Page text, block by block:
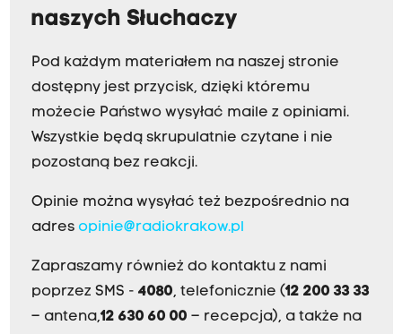
naszych Słuchaczy
Pod każdym materiałem na naszej stronie
dostępny jest przycisk, dzięki któremu
możecie Państwo wysyłać maile z opiniami.
Wszystkie będą skrupulatnie czytane i nie
pozostaną bez reakcji.
Opinie można wysyłać też bezpośrednio na
adres opinie@radiokrakow.pl
Zapraszamy również do kontaktu z nami
poprzez SMS - 4080, telefonicznie (12 200 33 33
– antena,12 630 60 00 – recepcja), a także na